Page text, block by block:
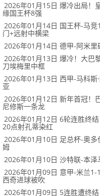
2026年01月15日 爆冷出局！
缘国王杯8强
2026年01月14日 国王杯-马
门+远射中横梁
2026年01月14日 德甲-阿米
2026年01月13日 爆冷！大巴
刀埃梅里中框
2026年01月13日 西甲-马科斯
亚
2026年01月12日 新年首冠！
尼修斯一条龙
2026年01月12日 6轮连胜终
20点射孔蒂染红
2026年01月10日 足总杯-奥
姆
2026年01月10日 沙特联-本
2026年01月09日 意甲-米兰1-
西奇进球被吹
2026年01月09日 5连胜遭终